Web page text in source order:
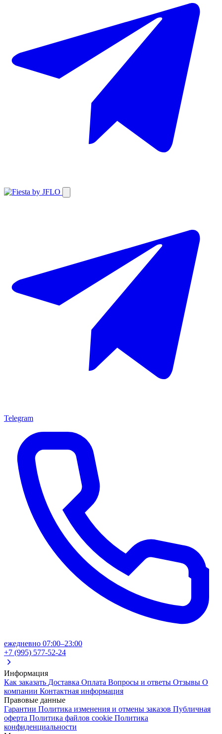
Telegram
ежедневно 07:00–23:00
+7 (995) 577-52-24
Информация
Как заказать Доставка Оплата Вопросы и ответы Отзывы О
компании Контактная информация
Правовые данные
Гарантии Политика изменения и отмены заказов Публичная
оферта Политика файлов cookie Политика
конфиденциальности